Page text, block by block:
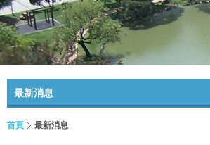
最新消息
首頁 最新消息